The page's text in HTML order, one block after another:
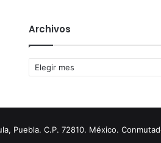
Archivos
Archivos
Puebla. C.P. 72810. México.